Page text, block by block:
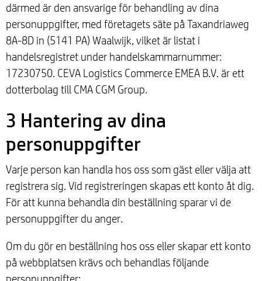
därmed är den ansvarige för behandling av dina
personuppgifter, med företagets säte på Taxandriaweg
8A-8D in (5141 PA) Waalwijk, vilket är listat i
handelsregistret under handelskammarnummer:
17230750. CEVA Logistics Commerce EMEA B.V. är ett
dotterbolag till CMA CGM Group.
3 Hantering av dina
personuppgifter
Varje person kan handla hos oss som gäst eller välja att
registrera sig. Vid registreringen skapas ett konto åt dig.
För att kunna behandla din beställning sparar vi de
personuppgifter du anger.
Om du gör en beställning hos oss eller skapar ett konto
på webbplatsen krävs och behandlas följande